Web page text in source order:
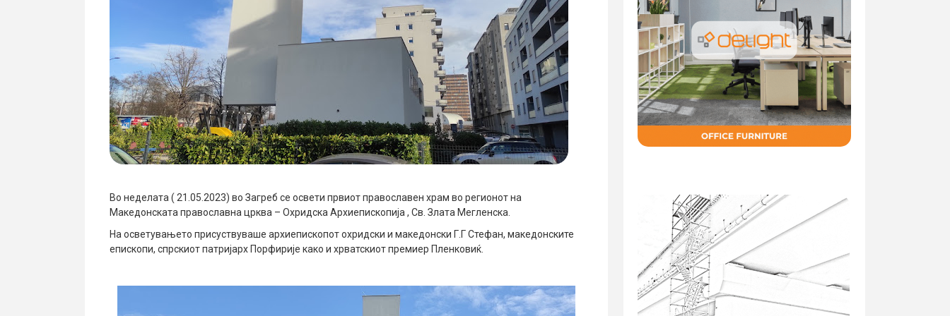
Во неделата ( 21.05.2023) во Загреб се освети првиот православен храм во регионот на
Македонската православна црква – Охридска Архиепископија , Св. Злата Мегленска.
На осветувањето присуствуваше архиепископот охридски и македонски Г.Г Стефан, македонските
епископи, спрскиот патријарх Порфирије како и хрватскиот премиер Пленковиќ.